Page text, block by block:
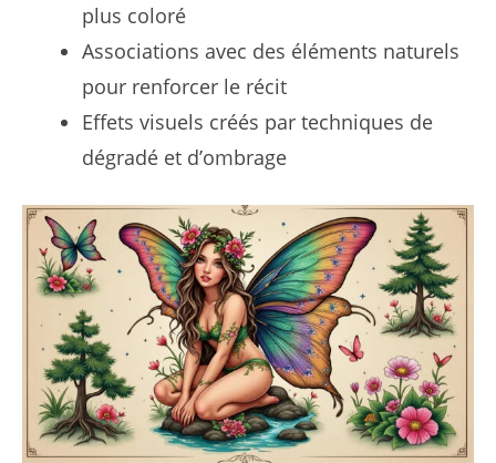
plus coloré
Associations avec des éléments naturels
pour renforcer le récit
Effets visuels créés par techniques de
dégradé et d’ombrage